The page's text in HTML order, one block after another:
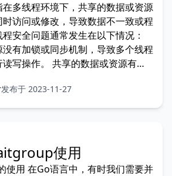
多线程环境下，共享的数据或资源
访问或修改，导致数据不一致或程
安全问题通常发生在以下情况：
有加锁或同步机制，导致多个线程
写操作。 共享的数据或资源有加
发布于 2023-11-27
使用
用 在Go语言中，有时我们需要并